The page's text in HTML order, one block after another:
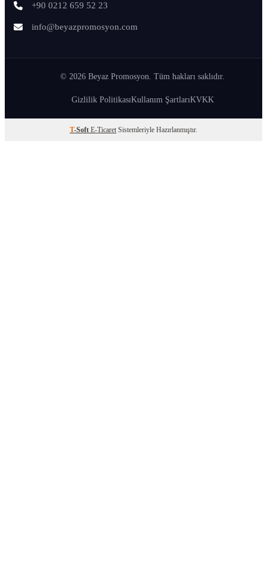
+90 0212 659 52 23
info@beyazpromosyon.com
© 2026 Beyaz Promosyon. Tüm hakları saklıdır.
Gizlilik PolitikasıKullanım ŞartlarıKVKK
T-Soft E-Ticaret Sistemleriyle Hazırlanmıştır.